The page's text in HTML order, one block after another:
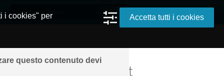
questo contenuto devi
ovunque grazie a Internet
i cookies" per
Accetta tutti i cookies